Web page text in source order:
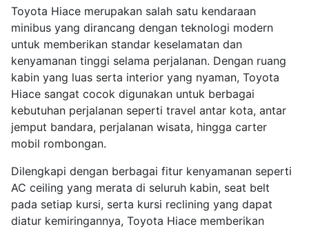
Toyota Hiace merupakan salah satu kendaraan
minibus yang dirancang dengan teknologi modern
untuk memberikan standar keselamatan dan
kenyamanan tinggi selama perjalanan. Dengan ruang
kabin yang luas serta interior yang nyaman, Toyota
Hiace sangat cocok digunakan untuk berbagai
kebutuhan perjalanan seperti travel antar kota, antar
jemput bandara, perjalanan wisata, hingga carter
mobil rombongan.
Dilengkapi dengan berbagai fitur kenyamanan seperti
AC ceiling yang merata di seluruh kabin, seat belt
pada setiap kursi, serta kursi reclining yang dapat
diatur kemiringannya, Toyota Hiace memberikan